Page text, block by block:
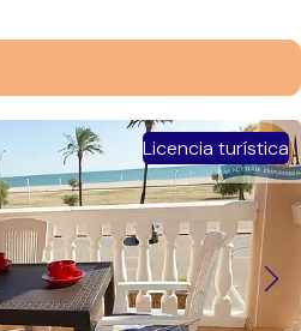
Licencia turística